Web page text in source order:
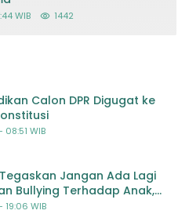
WIB 1442
Calon DPR Digugat ke
WIB
Jangan Ada Lagi
Bullying Terhadap Anak,
Seluruh Pihak
WIB